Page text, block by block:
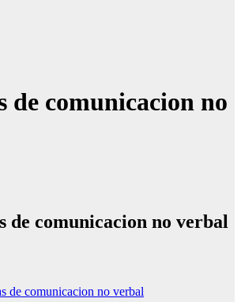
de comunicacion no
de comunicacion no verbal
de comunicacion no verbal